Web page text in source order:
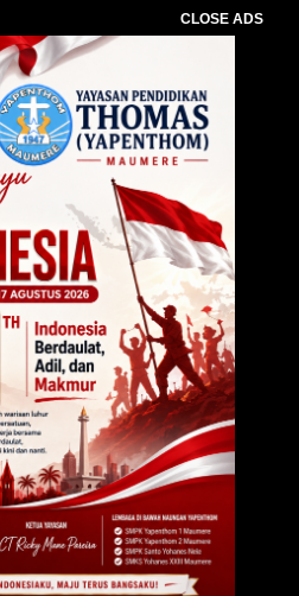
CLOSE ADS